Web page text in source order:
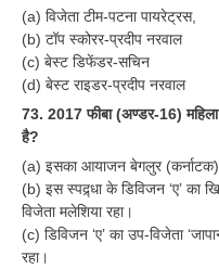
(a) विजेता टीम-पटना पायरेट्रस,
(b) टॉप स्कोरर-प्रदीप नरवाल
(c) बेस्ट डिफेंडर-सचिन
(d) बेस्ट राइडर-प्रदीप नरवाल
73. 2017 फीबा (अण्डर-16) महिला
है?
(a) इसका आयाजन बेगलुर (कर्नाटक)
(b) इस स्पद्र्धा के डिविजन ‘ए’ का
विजेता मलेशिया रहा।
(c) डिविजन ‘ए’ का उप-विजेता
रहा।